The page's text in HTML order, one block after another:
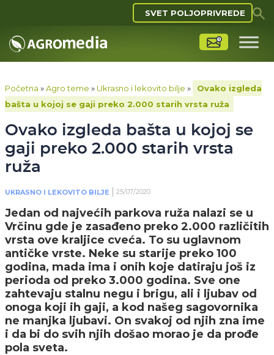
SVET POLJOPRIVREDE
Početna »Agro teme » Ukrasno i lekovito bilje »
Ovako izgleda
bašta u kojoj se gaji preko 2.000 starih vrsta ruža
Ovako izgleda bašta u kojoj se
gaji preko 2.000 starih vrsta
ruža
UKRASNO I LEKOVITO BILJE 25/07/2020
Jedan od najvećih parkova ruža nalazi se u
Vrčinu gde je zasađeno preko 2.000 različitih
vrsta ove kraljice cveća. To su uglavnom
antičke vrste. Neke su starije preko 100
godina, mada ima i onih koje datiraju još iz
perioda od preko 3.000 godina. Sve one
zahtevaju stalnu negu i brigu, ali i ljubav od
onoga koji ih gaji, a kod našeg sagovornika
ne manjka ljubavi. On svakoj od njih zna ime
i da bi do svih njih došao morao je da prođe
pola sveta.